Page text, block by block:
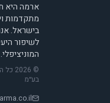
ארמה היא
מתקדמות
בישראל.
לשיפור
המוניציפלי.
©
בע״מ